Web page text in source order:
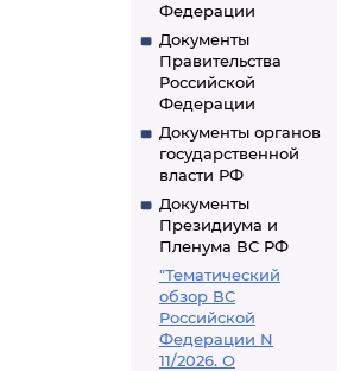
Федерации
Документы
Правительства
Российской
Федерации
Документы органов
государственной
власти РФ
Документы
Президиума и
Пленума ВС РФ
"Тематический
обзор ВС
Российской
Федерации N
11/2026. О